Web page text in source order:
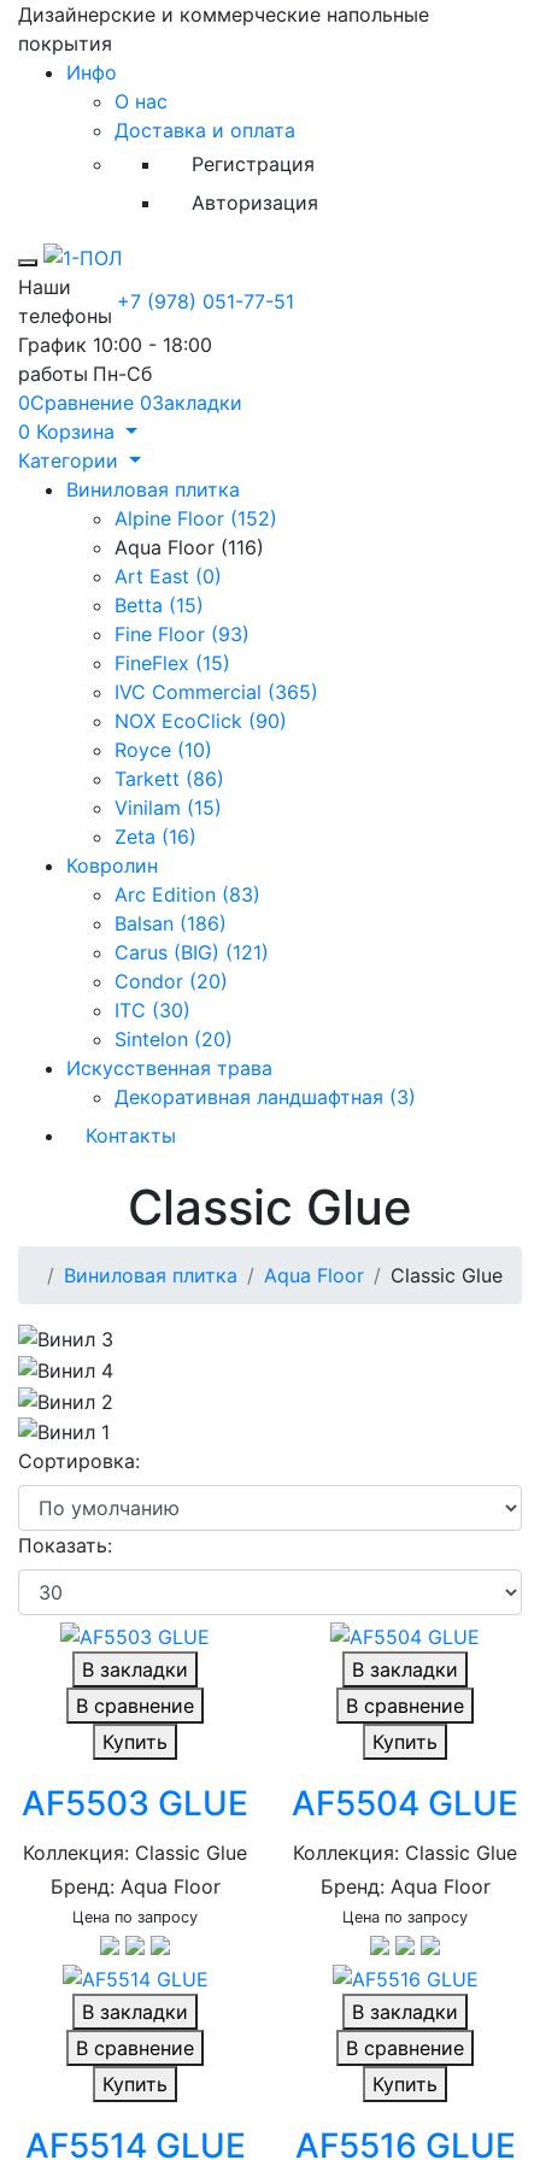
Дизайнерские и коммерческие напольные
покрытия
Инфо
О нас
Доставка и оплата
Регистрация
Авторизация
Toggle mobile menu
Наши
телефоны
+7 (978) 051-77-51
График
работы
10:00 - 18:00
Пн-Сб
0Сравнение 0Закладки
0 Корзина
Категории
Виниловая плитка
Alpine Floor (152)
Aqua Floor (116)
Art East (0)
Betta (15)
Fine Floor (93)
FineFlex (15)
IVC Commercial (365)
NOX EcoClick (90)
Royce (10)
Tarkett (86)
Vinilam (15)
Zeta (16)
Ковролин
Arc Edition (83)
Balsan (186)
Carus (BIG) (121)
Condor (20)
ITC (30)
Sintelon (20)
Искусственная трава
Декоративная ландшафтная (3)
Контакты
Classic Glue
Виниловая плитка Aqua Floor Classic Glue
Сортировка:
Показать:
В закладки
В сравнение
Купить
AF5503 GLUE
Коллекция: Classic Glue
Бренд: Aqua Floor
Цена по запросу
В закладки
В сравнение
Купить
AF5504 GLUE
Коллекция: Classic Glue
Бренд: Aqua Floor
Цена по запросу
В закладки
В сравнение
Купить
AF5514 GLUE
В закладки
В сравнение
Купить
AF5516 GLUE